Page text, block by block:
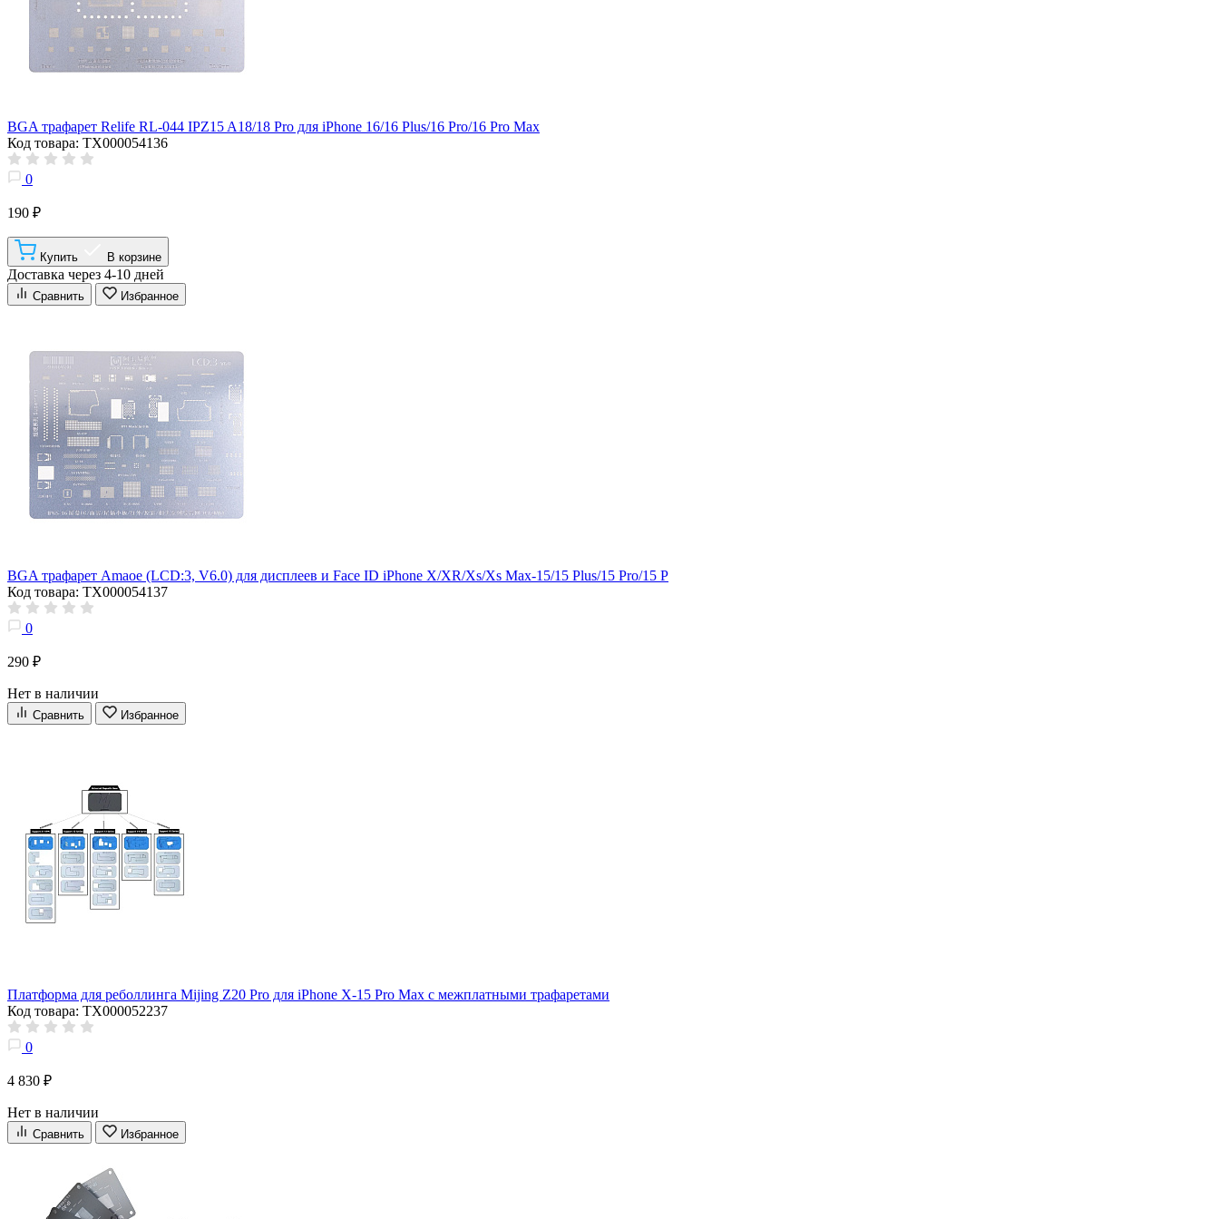
BGA трафарет Relife RL-044 IPZ15 A18/18 Pro для iPhone 16/16 Plus/16 Pro/16 Pro Max
Код товара: ТХ000054136
0
190 ₽
Купить В корзине
Доставка через 4-10 дней
Сравнить Избранное
BGA трафарет Amaoe (LCD:3, V6.0) для дисплеев и Face ID iPhone X/XR/Xs/Xs Max-15/15 Plus/15 Pro/15 P
Код товара: ТХ000054137
0
290 ₽
Нет в наличии
Сравнить Избранное
Платформа для реболлинга Mijing Z20 Pro для iPhone X-15 Pro Max с межплатными трафаретами
Код товара: ТХ000052237
0
4 830 ₽
Нет в наличии
Сравнить Избранное